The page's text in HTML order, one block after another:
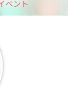
ベント